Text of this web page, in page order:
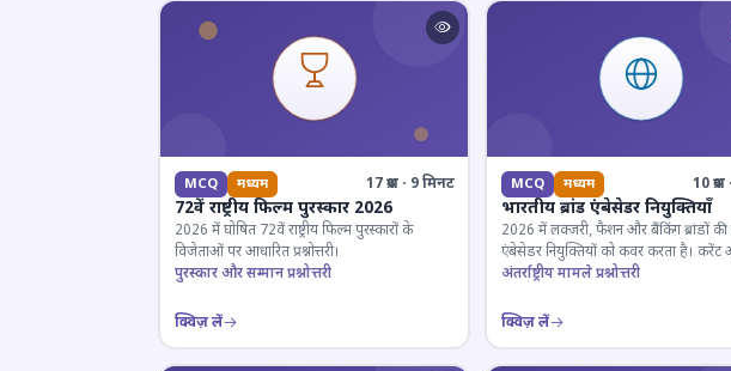
MCQ मध्यम 17 प्रश्न · 9 मिनट
72वें राष्ट्रीय फिल्म पुरस्कार 2026
2026 में घोषित 72वें राष्ट्रीय फिल्म पुरस्कारों के
विजेताओं पर आधारित प्रश्नोत्तरी।
पुरस्कार और सम्मान प्रश्नोत्तरी
क्विज़ लें
MCQ मध्यम 10
भारतीय ब्रांड एंबेसेडर नियुक्तियाँ
2026 में लक्जरी, फैशन और बैंकिंग ब्रांडों की
एंबेसेडर नियुक्तियों को कवर करता है। करेंट
लिए जरूरी।
अंतर्राष्ट्रीय मामले प्रश्नोत्तरी
क्विज़ लें